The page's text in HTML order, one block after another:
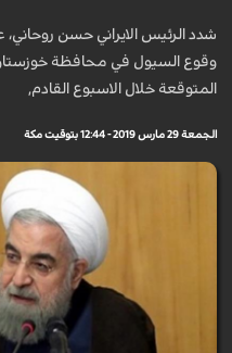
شدد الرئیس الایراني حسن
وقوع السیول في محافظة
المتوقعة خلال الاسبوع القادم,
الجمعة 29 مارس 2019 - 12:44 بتوقيت مكة